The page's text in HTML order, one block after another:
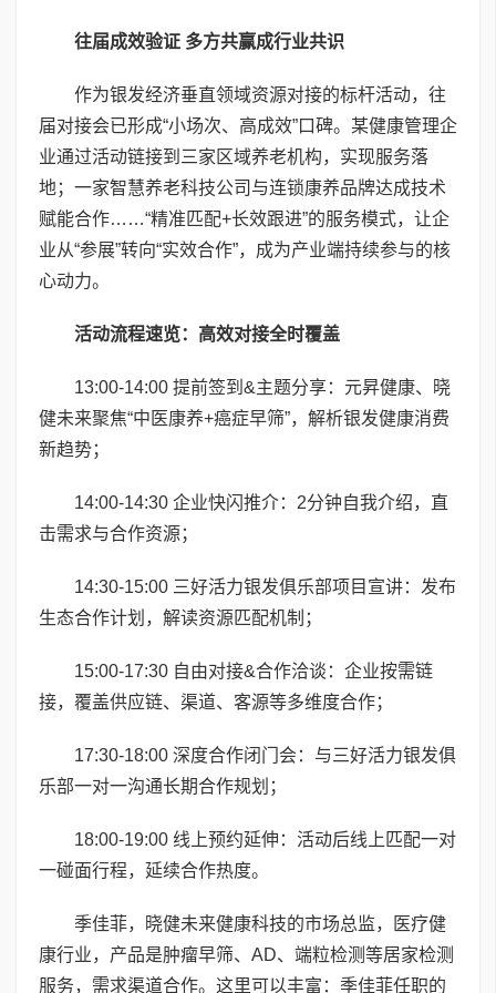
往届成效验证 多方共赢成行业共识
作为银发经济垂直领域资源对接的标杆活动，往
届对接会已形成“小场次、高成效”口碑。某健康管理企
业通过活动链接到三家区域养老机构，实现服务落
地；一家智慧养老科技公司与连锁康养品牌达成技术
赋能合作……“精准匹配+长效跟进”的服务模式，让企
业从“参展”转向“实效合作”，成为产业端持续参与的核
心动力。
活动流程速览：高效对接全时覆盖
13:00-14:00 提前签到&主题分享：元昇健康、晓
健未来聚焦“中医康养+癌症早筛”，解析银发健康消费
新趋势；
14:00-14:30 企业快闪推介：2分钟自我介绍，直
击需求与合作资源；
14:30-15:00 三好活力银发俱乐部项目宣讲：发布
生态合作计划，解读资源匹配机制；
15:00-17:30 自由对接&合作洽谈：企业按需链
接，覆盖供应链、渠道、客源等多维度合作；
17:30-18:00 深度合作闭门会：与三好活力银发俱
乐部一对一沟通长期合作规划；
18:00-19:00 线上预约延伸：活动后线上匹配一对
一碰面行程，延续合作热度。
季佳菲，晓健未来健康科技的市场总监，医疗健
康行业，产品是肿瘤早筛、AD、端粒检测等居家检测
服务，需求渠道合作。这里可以丰富：季佳菲任职的